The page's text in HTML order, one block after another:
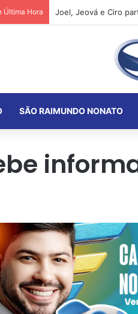
Última Hora
SÃO RAIMUNDO NONATO